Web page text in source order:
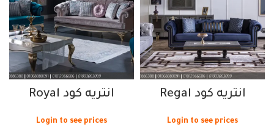
انتريه كود Regal
Login to see prices
انتريه كود Royal
Login to see prices